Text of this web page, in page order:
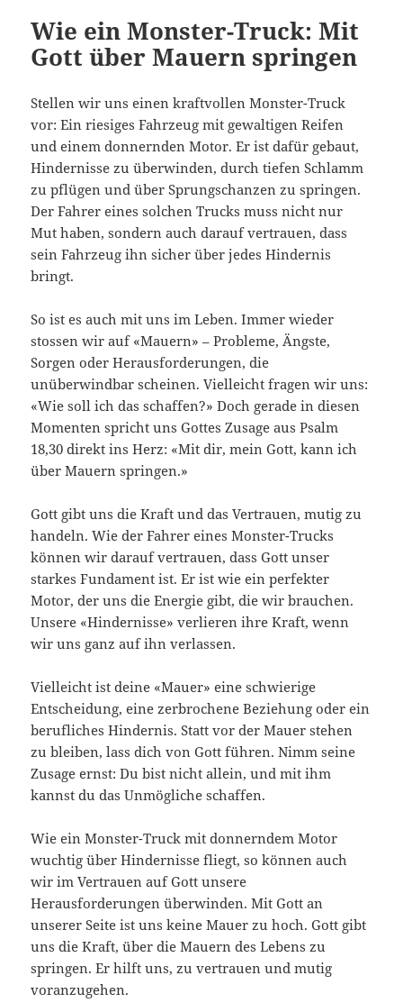
Wie ein Monster-Truck: Mit
Gott über Mauern springen
Stellen wir uns einen kraftvollen Monster-Truck
vor: Ein riesiges Fahrzeug mit gewaltigen Reifen
und einem donnernden Motor. Er ist dafür gebaut,
Hindernisse zu überwinden, durch tiefen Schlamm
zu pflügen und über Sprungschanzen zu springen.
Der Fahrer eines solchen Trucks muss nicht nur
Mut haben, sondern auch darauf vertrauen, dass
sein Fahrzeug ihn sicher über jedes Hindernis
bringt.
So ist es auch mit uns im Leben. Immer wieder
stossen wir auf «Mauern» – Probleme, Ängste,
Sorgen oder Herausforderungen, die
unüberwindbar scheinen. Vielleicht fragen wir uns:
«Wie soll ich das schaffen?» Doch gerade in diesen
Momenten spricht uns Gottes Zusage aus Psalm
18,30 direkt ins Herz: «Mit dir, mein Gott, kann ich
über Mauern springen.»
Gott gibt uns die Kraft und das Vertrauen, mutig zu
handeln. Wie der Fahrer eines Monster-Trucks
können wir darauf vertrauen, dass Gott unser
starkes Fundament ist. Er ist wie ein perfekter
Motor, der uns die Energie gibt, die wir brauchen.
Unsere «Hindernisse» verlieren ihre Kraft, wenn
wir uns ganz auf ihn verlassen.
Vielleicht ist deine «Mauer» eine schwierige
Entscheidung, eine zerbrochene Beziehung oder ein
berufliches Hindernis. Statt vor der Mauer stehen
zu bleiben, lass dich von Gott führen. Nimm seine
Zusage ernst: Du bist nicht allein, und mit ihm
kannst du das Unmögliche schaffen.
Wie ein Monster-Truck mit donnerndem Motor
wuchtig über Hindernisse fliegt, so können auch
wir im Vertrauen auf Gott unsere
Herausforderungen überwinden. Mit Gott an
unserer Seite ist uns keine Mauer zu hoch. Gott gibt
uns die Kraft, über die Mauern des Lebens zu
springen. Er hilft uns, zu vertrauen und mutig
voranzugehen.